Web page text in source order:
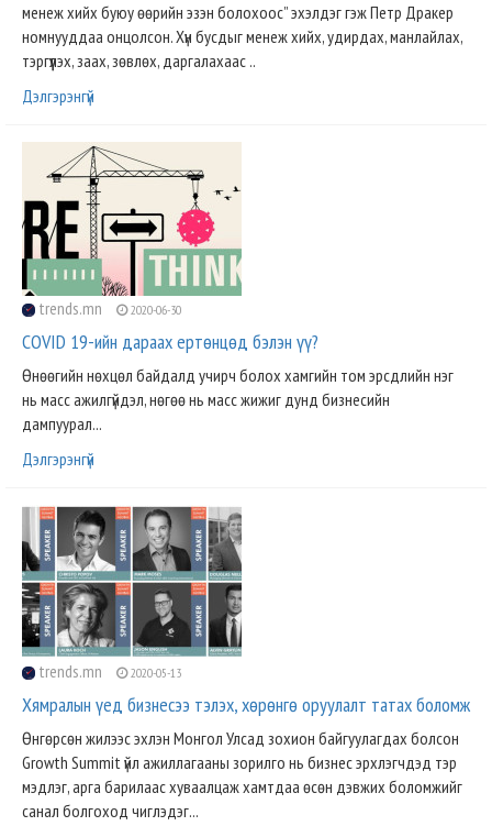
менеж хийх буюу өөрийн эзэн болохоос” эхэлдэг гэж Петр Дракер
номнууддаа онцолсон. Хүн бусдыг менеж хийх, удирдах, манлайлах,
тэргүүлэх, заах, зөвлөх, даргалахаас ..
Дэлгэрэнгүй
trends.mn 2020-06-30
COVID 19-ийн дараах ертөнцөд бэлэн үү?
Өнөөгийн нөхцөл байдалд учирч болох хамгийн том эрсдлийн нэг
нь масс ажилгүйдэл, нөгөө нь масс жижиг дунд бизнесийн
дампуурал...
Дэлгэрэнгүй
trends.mn 2020-05-13
Хямралын үед бизнесээ тэлэх, хөрөнгө оруулалт татах боломж
Өнгөрсөн жилээс эхлэн Монгол Улсад зохион байгуулагдах болсон
Growth Summit үйл ажиллагааны зорилго нь бизнес эрхлэгчдэд тэр
мэдлэг, арга барилаас хуваалцаж хамтдаа өсөн дэвжих боломжийг
санал болгоход чиглэдэг...